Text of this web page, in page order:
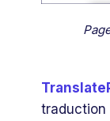
traduction